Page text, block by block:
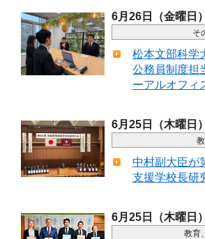
6月26日（金曜日）
そ
松本文部科学
公務員制度担
ーアルオフィ
6月25日（木曜日）
中村副大臣が
支援学校長研
6月25日（木曜日）
教育